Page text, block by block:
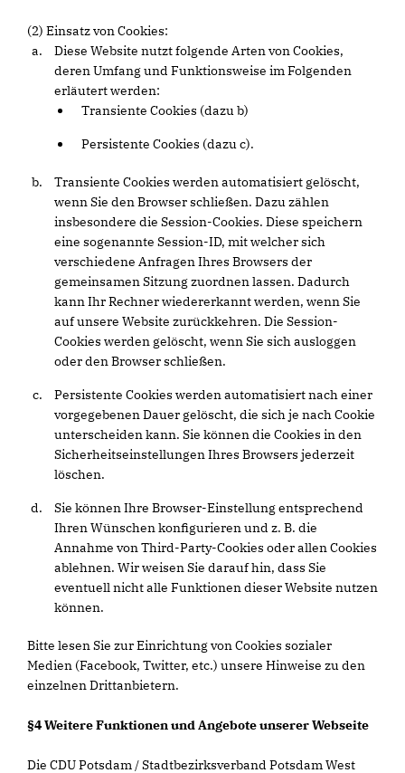
(2) Einsatz von Cookies:
Diese Website nutzt folgende Arten von Cookies,
deren Umfang und Funktionsweise im Folgenden
erläutert werden:
Transiente Cookies (dazu b)
Persistente Cookies (dazu c).
Transiente Cookies werden automatisiert gelöscht,
wenn Sie den Browser schließen. Dazu zählen
insbesondere die Session-Cookies. Diese speichern
eine sogenannte Session-ID, mit welcher sich
verschiedene Anfragen Ihres Browsers der
gemeinsamen Sitzung zuordnen lassen. Dadurch
kann Ihr Rechner wiedererkannt werden, wenn Sie
auf unsere Website zurückkehren. Die Session-
Cookies werden gelöscht, wenn Sie sich ausloggen
oder den Browser schließen.
Persistente Cookies werden automatisiert nach einer
vorgegebenen Dauer gelöscht, die sich je nach Cookie
unterscheiden kann. Sie können die Cookies in den
Sicherheitseinstellungen Ihres Browsers jederzeit
löschen.
Sie können Ihre Browser-Einstellung entsprechend
Ihren Wünschen konfigurieren und z. B. die
Annahme von Third-Party-Cookies oder allen Cookies
ablehnen. Wir weisen Sie darauf hin, dass Sie
eventuell nicht alle Funktionen dieser Website nutzen
können.
Bitte lesen Sie zur Einrichtung von Cookies sozialer
Medien (Facebook, Twitter, etc.) unsere Hinweise zu den
einzelnen Drittanbietern.
§4 Weitere Funktionen und Angebote unserer Webseite
Die CDU Potsdam / Stadtbezirksverband Potsdam West